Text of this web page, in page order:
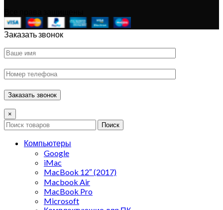
Заказать звонок
×
Поиск
Компьютеры
Google
iMac
MacBook 12″ (2017)
Macbook Air
MacBook Pro
Microsoft